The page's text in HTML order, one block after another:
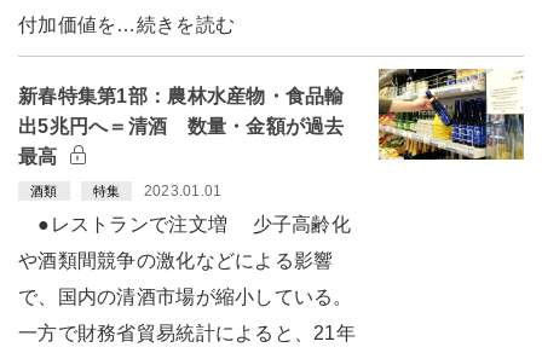
付加価値を…続きを読む
新春特集第1部：農林水産物・食品輸
出5兆円へ＝清酒 数量・金額が過去
最高
酒類 特集 2023.01.01
●レストランで注文増 少子高齢化
や酒類間競争の激化などによる影響
で、国内の清酒市場が縮小している。
一方で財務省貿易統計によると、21年